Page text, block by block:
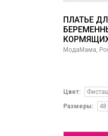
ПЛАТЬЕ
МодаМама,
Цвет:
Размеры:
48